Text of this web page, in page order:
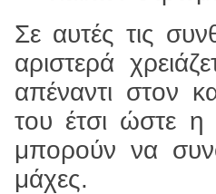
Σε αυτές τις
αριστερά
απέναντι στον
του έτσι ώστε η
μπορούν να
μάχες.